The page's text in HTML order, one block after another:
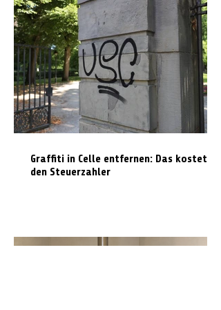
Graffiti in Celle entfernen: Das kostet es
den Steuerzahler